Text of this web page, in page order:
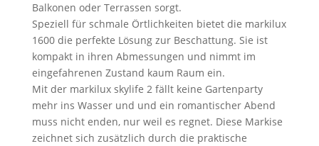
Balkonen oder Terrassen sorgt.
Speziell für schmale Örtlichkeiten bietet die markilux
1600 die perfekte Lösung zur Beschattung. Sie ist
kompakt in ihren Abmessungen und nimmt im
eingefahrenen Zustand kaum Raum ein.
Mit der markilux skylife 2 fällt keine Gartenparty
mehr ins Wasser und und ein romantischer Abend
muss nicht enden, nur weil es regnet. Diese Markise
zeichnet sich zusätzlich durch die praktische